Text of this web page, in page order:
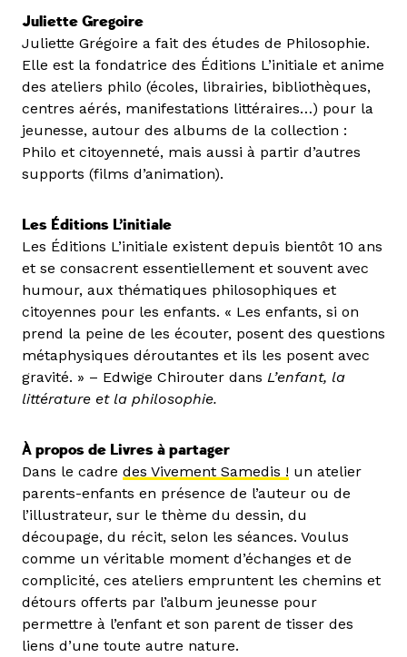
Juliette Gregoire
Juliette Grégoire a fait des études de Philosophie.
Elle est la fondatrice des Éditions L’initiale et anime
des ateliers philo (écoles, librairies, bibliothèques,
centres aérés, manifestations littéraires…) pour la
jeunesse, autour des albums de la collection :
Philo et citoyenneté, mais aussi à partir d’autres
supports (films d’animation).
Les Éditions L’initiale
Les Éditions L’initiale existent depuis bientôt 10 ans
et se consacrent essentiellement et souvent avec
humour, aux thématiques philosophiques et
citoyennes pour les enfants. « Les enfants, si on
prend la peine de les écouter, posent des questions
métaphysiques déroutantes et ils les posent avec
gravité. » – Edwige Chirouter dans L’enfant, la
littérature et la philosophie.
À propos de Livres à partager
Dans le cadre des Vivement Samedis ! un atelier
parents-enfants en présence de l’auteur ou de
l’illustrateur, sur le thème du dessin, du
découpage, du récit, selon les séances. Voulus
comme un véritable moment d’échanges et de
complicité, ces ateliers empruntent les chemins et
détours offerts par l’album jeunesse pour
permettre à l’enfant et son parent de tisser des
liens d’une toute autre nature.